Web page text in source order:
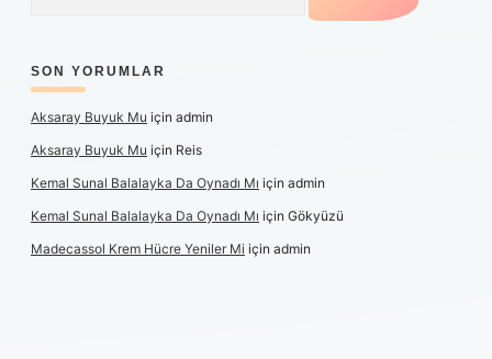
SON YORUMLAR
Aksaray Buyuk Mu için admin
Aksaray Buyuk Mu için Reis
Kemal Sunal Balalayka Da Oynadı Mı için admin
Kemal Sunal Balalayka Da Oynadı Mı için Gökyüzü
Madecassol Krem Hücre Yeniler Mi için admin